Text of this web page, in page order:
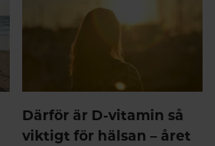
Därför är D-vitamin så
viktigt för hälsan – året